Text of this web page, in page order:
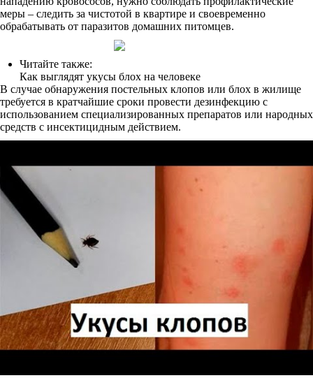
меры – следить за чистотой в квартире и своевременно
обрабатывать от паразитов домашних питомцев.
Читайте также:
Как выглядят укусы блох на человеке
В случае обнаружения постельных клопов или блох в жилище
требуется в кратчайшие сроки провести дезинфекцию с
использованием специализированных препаратов или народных
средств с инсектицидным действием.